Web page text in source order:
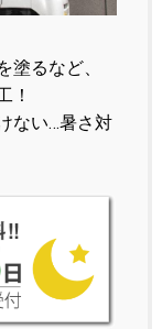
るなど、
！
ない…暑さ対